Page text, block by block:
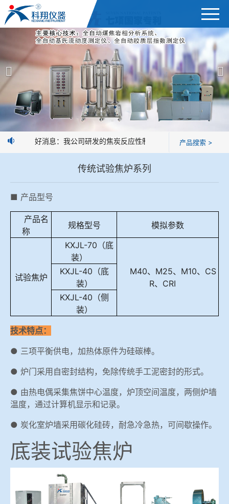
产品展示 ＞
焦炭高温性能检测系统
焦化行业检测及优化配煤设备
球团矿/烧结矿/块矿高温冶金性能检测系统
烧结/球团优化配矿研究设备
高炉配吹煤检测设备
冶金渣、保护渣等高温物性检测设备
冶金石灰活性度测定仪
矿石、焦炭物理检测及制样设备
工业分析、测硫仪等
公司简介
新闻中心
企业业绩
视频观赏
标准下载
联系bbin宝盈集团
好消息：我公司研发的焦炭反应性制样系统，全部制样过程
产品搜索 >
传统试验焦炉系列
■ 产品型号
产品名
称
规格型号 模拟参数
试验焦炉
KXJL-70（底
装）
M40、M25、M10、CS
R、CRI
KXJL-40（底
装）
KXJL-40（侧
装）
技术特点：
● 三项平衡供电，加热体原件为硅碳棒。
● 炉门采用自密封结构，免除传统手工泥密封的形式。
● 由热电偶采集焦饼中心温度，炉顶空间温度，两侧炉墙
温度，通过计算机显示和记录。
● 炭化室炉墙采用碳化硅砖，耐急冷急热，可间歇操作。
底装试验焦炉